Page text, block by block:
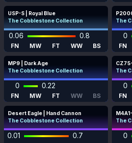
USP-S | Royal Blue
The Cobblestone Collection
0.06 0.8
FN MW FT WW BS
The
0
FN
MP9 | Dark Age
The Cobblestone Collection
0 0.22
FN MW FT WW BS
The
0
FN
Desert Eagle | Hand Cannon
The Cobblestone Collection
0.01 0.7
The
0